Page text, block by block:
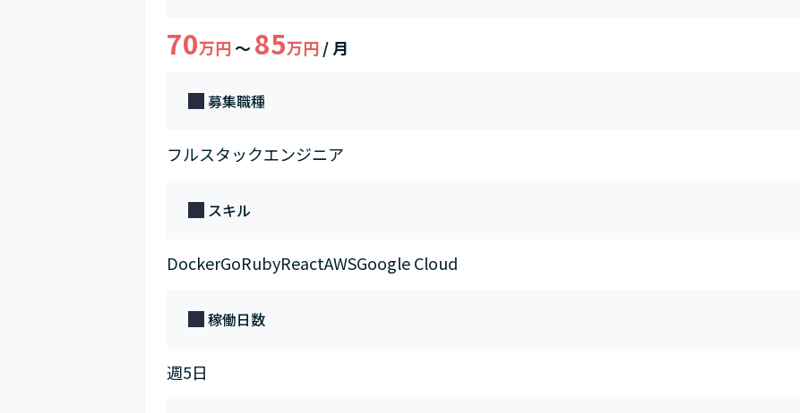
70万円～ 85万円/ 月
募集職種
フルスタックエンジニア
スキル
DockerGoRubyReactAWSGoogle Cloud
稼働日数
週5日